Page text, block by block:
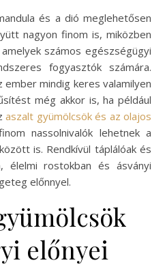
nagyon finom is, miközben
számos egészségügyi
fogyasztók számára.
ember mindig keres valamilyen
még akkor is, ha például
aszalt gyümölcsök és az olajos
nassolnivalók lehetnek a
is. Rendkívül táplálóak és
élelmi rostokban és ásványi
előnnyel.
előnyei